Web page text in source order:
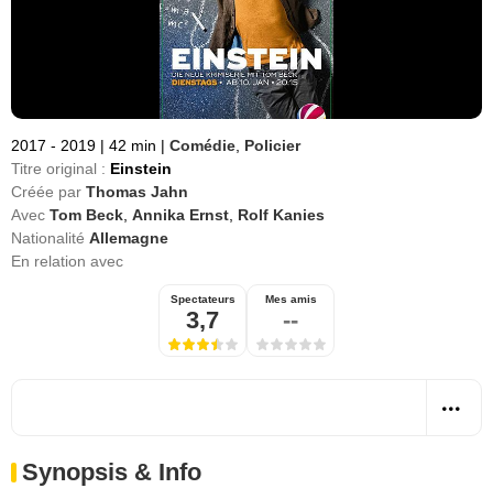
2017 - 2019 | 42 min | Comédie Policier
Titre original : Einstein
Créée par Thomas Jahn
Avec Tom Beck Annika Ernst Rolf Kanies
Nationalité Allemagne
En relation avec
Spectateurs
3,7
Mes amis
--
Synopsis & Info